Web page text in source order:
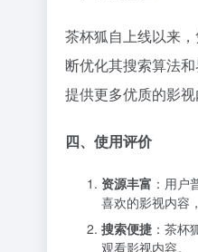
茶杯狐自上线以来
断优化其搜索算法
提供更多优质的影视
四、使用评价
资源丰富 ：用
喜欢的影视内容
搜索便捷 ：茶
观看影视内容。